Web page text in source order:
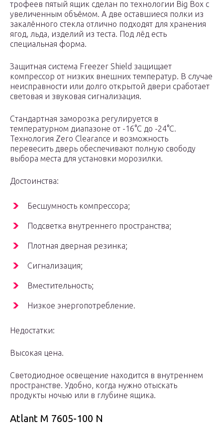
трофеев пятый ящик сделан по технологии Big Box с
увеличенным объёмом. А две оставшиеся полки из
закалённого стекла отлично подходят для хранения
ягод, льда, изделий из теста. Под лёд есть
специальная форма.
Защитная система Freezer Shield защищает
компрессор от низких внешних температур. В случае
неисправности или долго открытой двери сработает
световая и звуковая сигнализация.
Стандартная заморозка регулируется в
температурном диапазоне от -16°С до -24°С.
Технология Zero Clearance и возможность
перевесить дверь обеспечивают полную свободу
выбора места для установки морозилки.
Достоинства:
Бесшумность компрессора;
Подсветка внутреннего пространства;
Плотная дверная резинка;
Сигнализация;
Вместительность;
Низкое энергопотребление.
Недостатки:
Высокая цена.
Светодиодное освещение находится в внутреннем
пространстве. Удобно, когда нужно отыскать
продукты ночью или в глубине ящика.
Atlant М 7605-100 N